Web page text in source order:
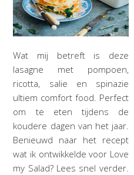
Wat mij betreft is deze
lasagne met pompoen,
ricotta, salie en spinazie
ultiem comfort food. Perfect
om te eten tijdens de
koudere dagen van het jaar.
Benieuwd naar het recept
wat ik ontwikkelde voor Love
my Salad? Lees snel verder.